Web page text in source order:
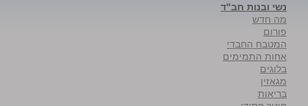
נשי ובנות חב"ד
מה חדש
פורום
המטבח החבדי
אחות התמימים
בלוגים
מגאזין
בריאות